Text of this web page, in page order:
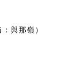
與那嶺）